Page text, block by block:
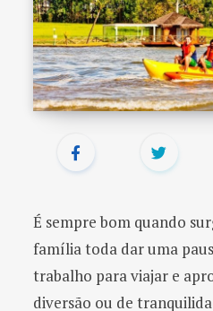
É sempre bom quando
família toda dar uma
trabalho para viajar e
diversão ou de